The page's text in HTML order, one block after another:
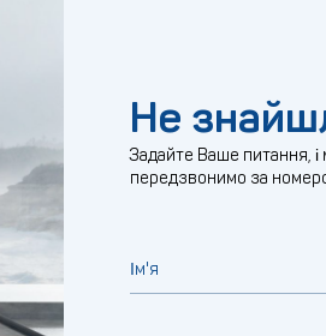
Не
Задайте Ваше питання,
передзвонимо за
Ім'я